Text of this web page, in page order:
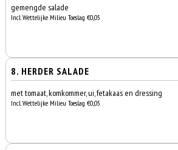
gemengde salade
Incl. Wettelijke Milieu Toeslag €0,05
8. HERDER SALADE
met tomaat, komkommer, ui, fetakaas en dressing
Incl. Wettelijke Milieu Toeslag €0,05